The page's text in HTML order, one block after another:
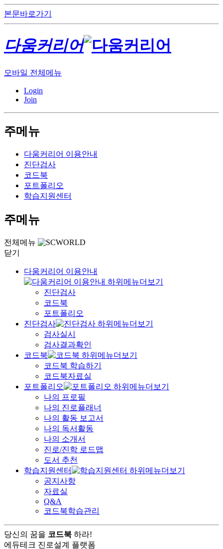
본문바로가기
다움커리어
모바일 전체메뉴
Login
Join
주메뉴
다움커리어 이용안내
진단검사
코드북
포트폴리오
학습지원센터
주메뉴
전체메뉴
닫기
다움커리어 이용안내
진단검사
코드북
포트폴리오
진단검사
검사실시
검사결과확인
코드북
코드북 학습하기
코드북자료실
포트폴리오
나의 프로필
나의 진로플래너
나의 활동 보고서
나의 독서활동
나의 소개서
진로/진학 로드맵
도서 추천
학습지원센터
공지사항
자료실
Q&A
코드북학습관리
당신의 꿈을 코드북 하라!
에듀테크 진로설계 플랫폼